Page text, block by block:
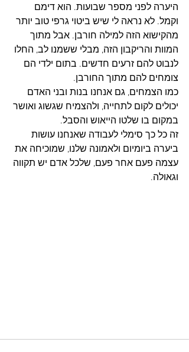
היערה לפני מספר שבועות. הוא דימם
וקמל. לא נראה לי שיש ביטוי גרפי טוב יותר
מהקישוא הזה למילה חורבן. אבל מתוך
המוות והריקבון הזה, מבלי ששמנו לב, החלו
לנבוט להם זרעים חדשים. בתום ילדי הם
צומחים להם מתוך החורבן.
כמו הצמחים, גם אנחנו בנות ובני האדם
יכולים לקום לתחייה, ולהצמיח שגשוג ואושר
במקום בו שלטו הייאוש והסבל.
זה כל כך סימלי לעבודה שאנחנו עושות
ביערה ביומיום ולאמונה שלנו, שמוכיחה את
עצמה פעם אחר פעם, שלכל אדם יש תקווה
וגאולה.